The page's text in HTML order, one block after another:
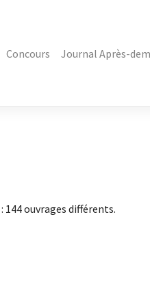
Concours Journal Après-
144 ouvrages différents.